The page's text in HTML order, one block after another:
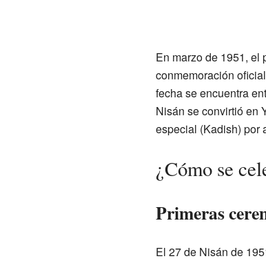
En marzo de 1951, el
conmemoración
fecha se encuentra
Nisán se convirtió en
especial (Kadish) por
¿Cómo se
Primeras
El 27 de Nisán de